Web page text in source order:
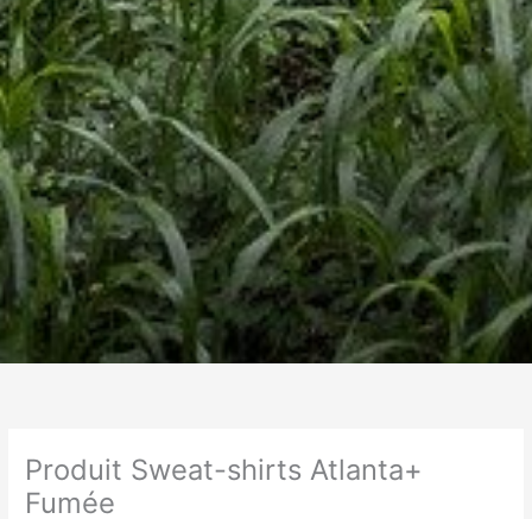
VÊTEMENTS ET OBJETS À
Produit Sweat-shirts Atlanta+
Fumée